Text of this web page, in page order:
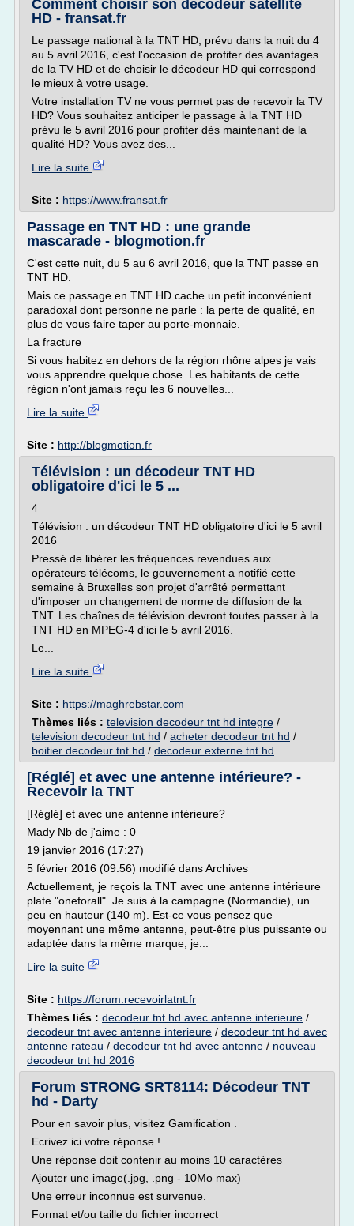
Comment choisir son décodeur satellite
HD - fransat.fr
Le passage national à la TNT HD, prévu dans la nuit du 4
au 5 avril 2016, c'est l'occasion de profiter des avantages
de la TV HD et de choisir le décodeur HD qui correspond
le mieux à votre usage.
Votre installation TV ne vous permet pas de recevoir la TV
HD? Vous souhaitez anticiper le passage à la TNT HD
prévu le 5 avril 2016 pour profiter dès maintenant de la
qualité HD? Vous avez des...
Lire la suite
Site : https://www.fransat.fr
Passage en TNT HD : une grande
mascarade - blogmotion.fr
C'est cette nuit, du 5 au 6 avril 2016, que la TNT passe en
TNT HD.
Mais ce passage en TNT HD cache un petit inconvénient
paradoxal dont personne ne parle : la perte de qualité, en
plus de vous faire taper au porte-monnaie.
La fracture
Si vous habitez en dehors de la région rhône alpes je vais
vous apprendre quelque chose. Les habitants de cette
région n'ont jamais reçu les 6 nouvelles...
Lire la suite
Site : http://blogmotion.fr
Télévision : un décodeur TNT HD
obligatoire d'ici le 5 ...
4
Télévision : un décodeur TNT HD obligatoire d'ici le 5 avril
2016
Pressé de libérer les fréquences revendues aux
opérateurs télécoms, le gouvernement a notifié cette
semaine à Bruxelles son projet d'arrêté permettant
d'imposer un changement de norme de diffusion de la
TNT. Les chaînes de télévision devront toutes passer à la
TNT HD en MPEG-4 d'ici le 5 avril 2016.
Le...
Lire la suite
Site : https://maghrebstar.com
Thèmes liés : television decodeur tnt hd integre /
television decodeur tnt hd / acheter decodeur tnt hd /
boitier decodeur tnt hd / decodeur externe tnt hd
[Réglé] et avec une antenne intérieure? -
Recevoir la TNT
[Réglé] et avec une antenne intérieure?
Mady Nb de j'aime : 0
19 janvier 2016 (17:27)
5 février 2016 (09:56) modifié dans Archives
Actuellement, je reçois la TNT avec une antenne intérieure
plate "oneforall". Je suis à la campagne (Normandie), un
peu en hauteur (140 m). Est-ce vous pensez que
moyennant une même antenne, peut-être plus puissante ou
adaptée dans la même marque, je...
Lire la suite
Site : https://forum.recevoirlatnt.fr
Thèmes liés : decodeur tnt hd avec antenne interieure /
decodeur tnt avec antenne interieure / decodeur tnt hd avec
antenne rateau / decodeur tnt hd avec antenne / nouveau
decodeur tnt hd 2016
Forum STRONG SRT8114: Décodeur TNT
hd - Darty
Pour en savoir plus, visitez Gamification .
Ecrivez ici votre réponse !
Une réponse doit contenir au moins 10 caractères
Ajouter une image(.jpg, .png - 10Mo max)
Une erreur inconnue est survenue.
Format et/ou taille du fichier incorrect